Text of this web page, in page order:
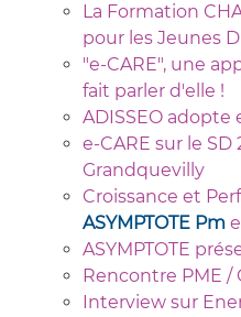
La Formation
pour les Jeunes
"e-CARE", une
fait parler d'elle !
ADISSEO adopte
e-CARE sur le SD
Grandquevilly
Croissance et
ASYMPTOTE Pm
ASYMPTOTE
Rencontre PME /
Interview sur